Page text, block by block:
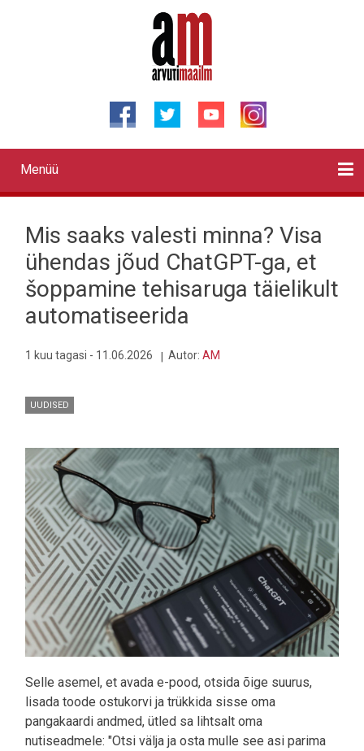
Primary
links
Menüü
Mis saaks valesti minna? Visa
ühendas jõud ChatGPT-ga, et
šoppamine tehisaruga täielikult
automatiseerida
1 kuu tagasi - 11.06.2026 Autor: AM
UUDISED
Pilt
Selle asemel, et avada e-pood, otsida õige suurus,
lisada toode ostukorvi ja trükkida sisse oma
pangakaardi andmed, ütled sa lihtsalt oma
nutiseadmele: "Otsi välja ja osta mulle see asi parima